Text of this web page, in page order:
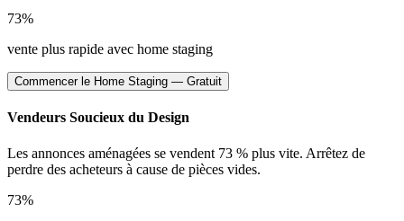
73%
vente plus rapide avec home staging
Commencer le Home Staging — Gratuit
Vendeurs Soucieux du Design
Les annonces aménagées se vendent 73 % plus vite. Arrêtez de
perdre des acheteurs à cause de pièces vides.
73%